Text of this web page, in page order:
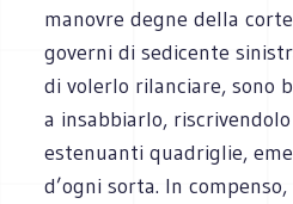
manovre degne della
governi di sedicente
di volerlo rilanciare, sono
a insabbiarlo,
estenuanti quadriglie,
d’ogni sorta. In